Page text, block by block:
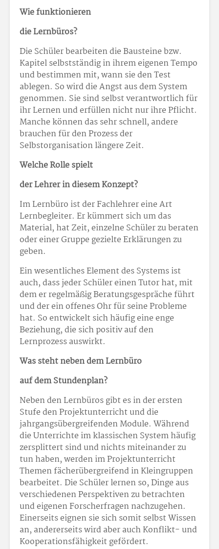
Wie funktionieren
die Lernbüros?
Die Schüler bearbeiten die Bausteine bzw.
Kapitel selbstständig in ihrem eigenen Tempo
und bestimmen mit, wann sie den Test
ablegen. So wird die Angst aus dem System
genommen. Sie sind selbst verantwortlich für
ihr Lernen und erfüllen nicht nur ihre Pflicht.
Manche können das sehr schnell, andere
brauchen für den Prozess der
Selbstorganisation längere Zeit.
Welche Rolle spielt
der Lehrer in diesem Konzept?
Im Lernbüro ist der Fachlehrer eine Art
Lernbegleiter. Er kümmert sich um das
Material, hat Zeit, einzelne Schüler zu beraten
oder einer Gruppe gezielte Erklärungen zu
geben.
Ein wesentliches Element des Systems ist
auch, dass jeder Schüler einen Tutor hat, mit
dem er regelmäßig Beratungsgespräche führt
und der ein offenes Ohr für seine Probleme
hat. So entwickelt sich häufig eine enge
Beziehung, die sich positiv auf den
Lernprozess auswirkt.
Was steht neben dem Lernbüro
auf dem Stundenplan?
Neben den Lernbüros gibt es in der ersten
Stufe den Projektunterricht und die
jahrgangsübergreifenden Module. Während
die Unterrichte im klassischen System häufig
zersplittert sind und nichts miteinander zu
tun haben, werden im Projektunterricht
Themen fächerübergreifend in Kleingruppen
bearbeitet. Die Schüler lernen so, Dinge aus
verschiedenen Perspektiven zu betrachten
und eigenen Forscherfragen nachzugehen.
Einerseits eignen sie sich somit selbst Wissen
an, andererseits wird aber auch Konflikt- und
Kooperationsfähigkeit gefördert.